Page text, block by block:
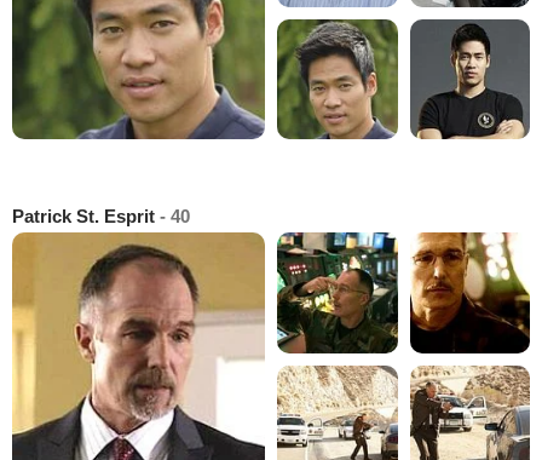
Patrick St. Esprit - 40